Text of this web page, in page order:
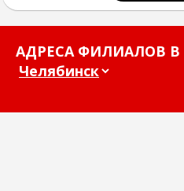
АДРЕСА ФИЛИАЛОВ В